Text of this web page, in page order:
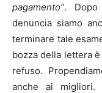
pagamento”.
denuncia siamo
terminare tale
bozza della lettera
refuso.
anche ai